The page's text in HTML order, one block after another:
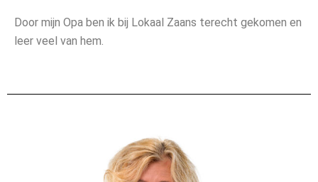
Door mijn Opa ben ik bij Lokaal Zaans terecht gekomen en
leer veel van hem.